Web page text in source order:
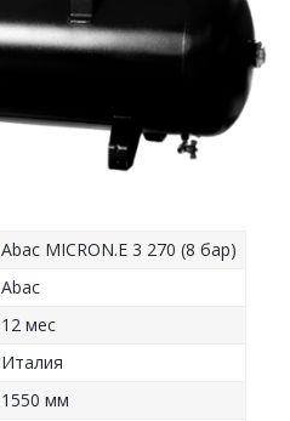
Abac MICRON.E 3 270 (8 бар)
Abac
12 мес
Италия
1550 мм